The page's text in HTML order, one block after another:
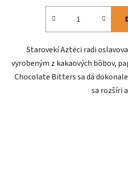
Starovekí Aztéci radi
vyrobeným z kakaových bôbov,
Chocolate Bitters sa dá
sa rozšíri